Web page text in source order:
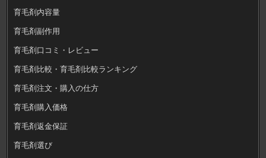
育毛剤内容量
育毛剤副作用
育毛剤口コミ・レビュー
育毛剤比較・育毛剤比較ランキング
育毛剤注文・購入の仕方
育毛剤購入価格
育毛剤返金保証
育毛剤選び